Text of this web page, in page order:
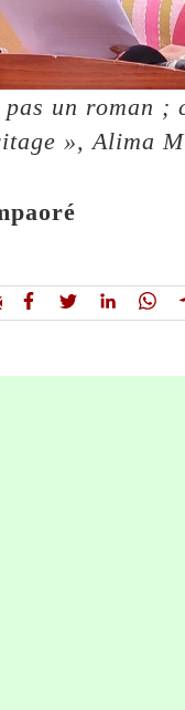
pas un roman ;
», Alima